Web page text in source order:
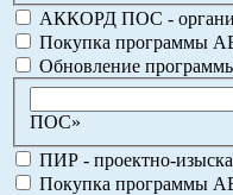
АККОРД ПОС -
Покупка программы
Обновление
ПОС»
ПИР - проектно-
Покупка программы